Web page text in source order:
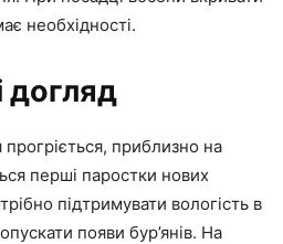
необхідності.
догляд
прогріється, приблизно на
перші паростки нових
підтримувати вологість в
появи бур’янів. На